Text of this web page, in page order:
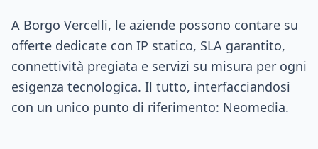
A Borgo Vercelli, le aziende possono contare su
offerte dedicate con IP statico, SLA garantito,
connettività pregiata e servizi su misura per ogni
esigenza tecnologica. Il tutto, interfacciandosi
con un unico punto di riferimento: Neomedia.